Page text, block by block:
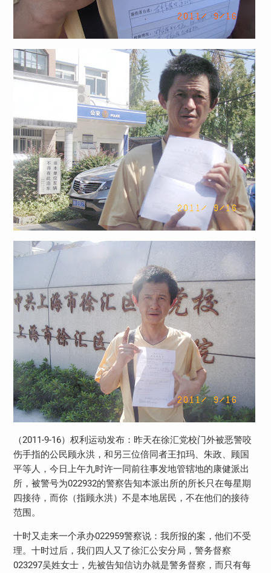
（2011-9-16）权利运动发布：昨天在徐汇党校门外被恶警咬
伤手指的公民顾永洪，和另三位倍同者王扣玛、朱政、顾国
平等人，今日上午九时许一同前往事发地管辖地的康健派出
所，被警号为022932的警察告知本派出所的所长只在每星期
四接待，而你（指顾永洪）不是本地居民，不在他们的接待
范围。
十时又走来一个承办022959警察说：我所报的案，他们不受
理。十时过后，我们四人又了徐汇公安分局，警务督察
023297吴姓女士，先被告知信访办就是警务督察，而只有每